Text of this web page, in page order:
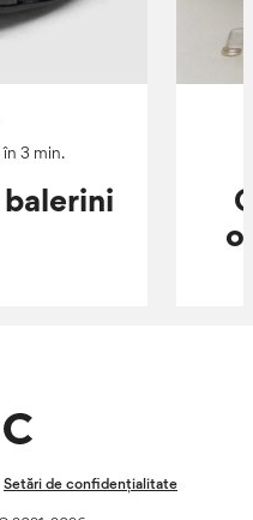
3 min.
Setări de confidențialitate